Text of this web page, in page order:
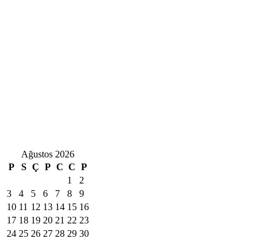
Ağustos 2026
P
S Ç P C C P
1
2
3
4 5 6 7 8
9
10 11 12 13 14 15 16
17 18 19 20 21 22 23
24 25 26 27 28 29 30